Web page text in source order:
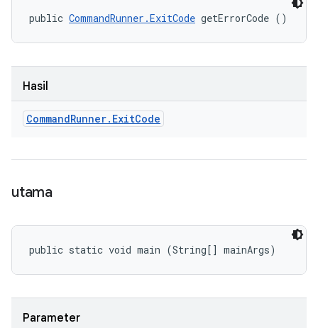
public CommandRunner.ExitCode getErrorCode ()
Hasil
CommandRunner. ExitCode
utama
public static void main (String[] mainArgs)
Parameter